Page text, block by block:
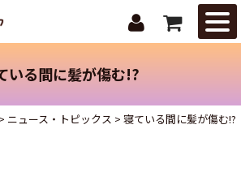
はじめての
トピックス
いる間に髪が傷む!?
> ニュース・トピックス > 寝ている間に髪が傷む!?